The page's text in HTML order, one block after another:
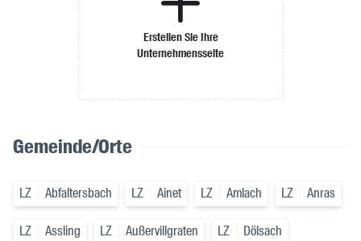
Erstellen Sie Ihre
Unternehmensseite
Gemeinde/Orte
LZ Abfaltersbach LZ Ainet LZ Amlach LZ Anras
LZ Assling LZ Außervillgraten LZ Dölsach